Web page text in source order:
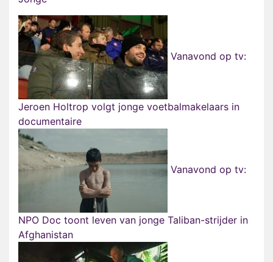
Vanavond op tv:
Jeroen Holtrop volgt jonge voetbalmakelaars in
documentaire
Vanavond op tv:
NPO Doc toont leven van jonge Taliban-strijder in
Afghanistan